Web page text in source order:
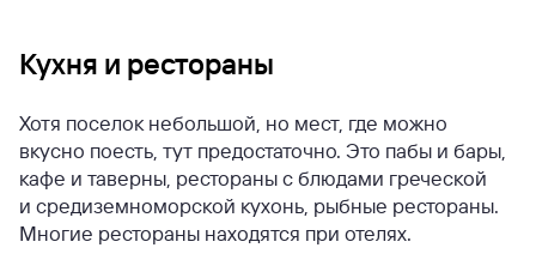
Кухня и рестораны
Хотя поселок небольшой, но мест, где можно
вкусно поесть, тут предостаточно. Это пабы и бары,
кафе и таверны, рестораны с блюдами греческой
и средиземноморской кухонь, рыбные рестораны.
Многие рестораны находятся при отелях.